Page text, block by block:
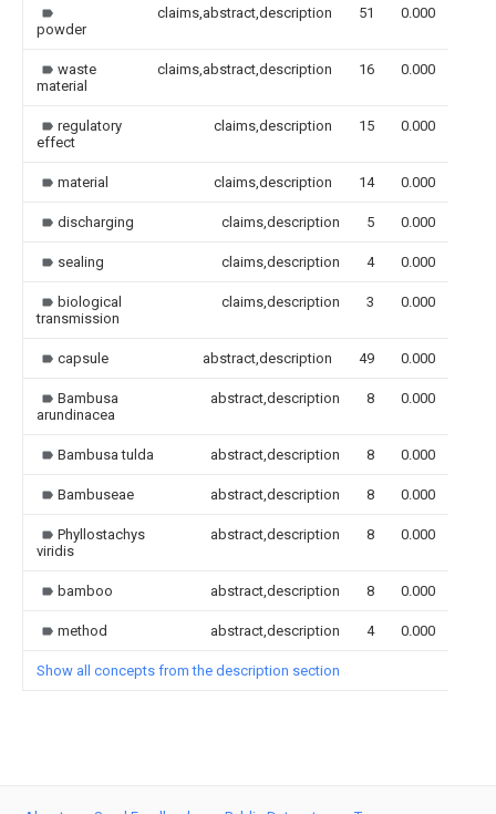
powder
claims,abstract,description 51 0.000
waste
material
claims,abstract,description 16 0.000
regulatory
effect
claims,description 15 0.000
material claims,description 14 0.000
discharging claims,description 5 0.000
sealing claims,description 4 0.000
biological
transmission
claims,description 3 0.000
capsule abstract,description 49 0.000
Bambusa
arundinacea
abstract,description 8 0.000
Bambusa tulda abstract,description 8 0.000
Bambuseae abstract,description 8 0.000
Phyllostachys
viridis
abstract,description 8 0.000
bamboo abstract,description 8 0.000
method abstract,description 4 0.000
Show all concepts from the description section